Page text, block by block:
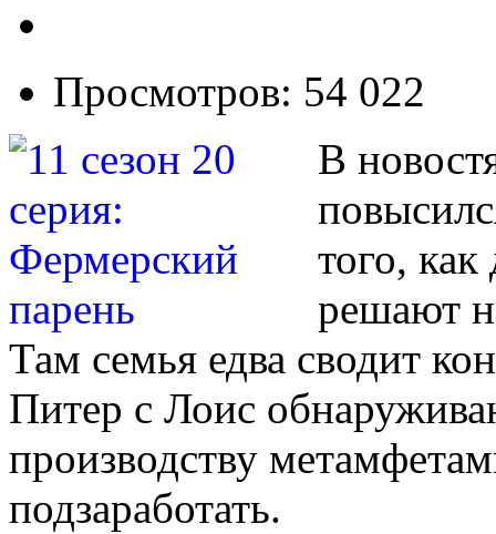
Просмотров: 54 022
В
того,
решают
Там семья едва сводит
Питер с Лоис
производству
подзаработать.